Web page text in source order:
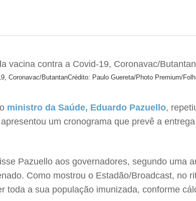
Coronavac/ButantanCrédito: Paulo Guereta/Photo Premium/
ministro da Saúde, Eduardo Pazuello,
um cronograma que prevê a
Pazuello aos governadores, segundo uma
Como mostrou o Estadão/Broadcast, no
a sua população imunizada, conforme